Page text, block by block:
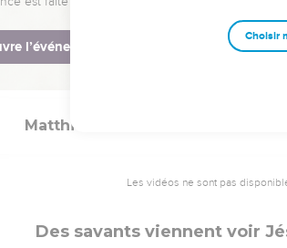
A son réveil, Joseph fit ce que
25 mais il n'eut pas de relations
Matthieu
Les vidéos ne sont pas
Des savants viennent voir
Choisir